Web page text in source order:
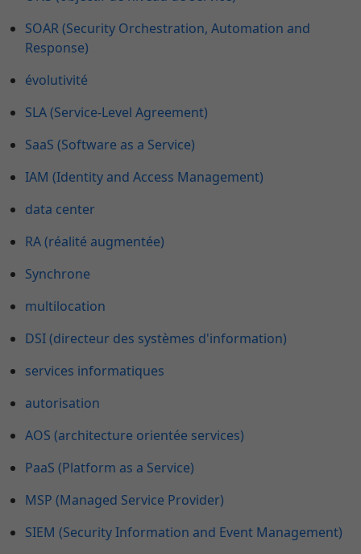
SOAR (Security Orchestration, Automation and
Response)
évolutivité
SLA (Service-Level Agreement)
SaaS (Software as a Service)
IAM (Identity and Access Management)
data center
RA (réalité augmentée)
Synchrone
multilocation
DSI (directeur des systèmes d'information)
services informatiques
autorisation
AOS (architecture orientée services)
PaaS (Platform as a Service)
MSP (Managed Service Provider)
SIEM (Security Information and Event Management)